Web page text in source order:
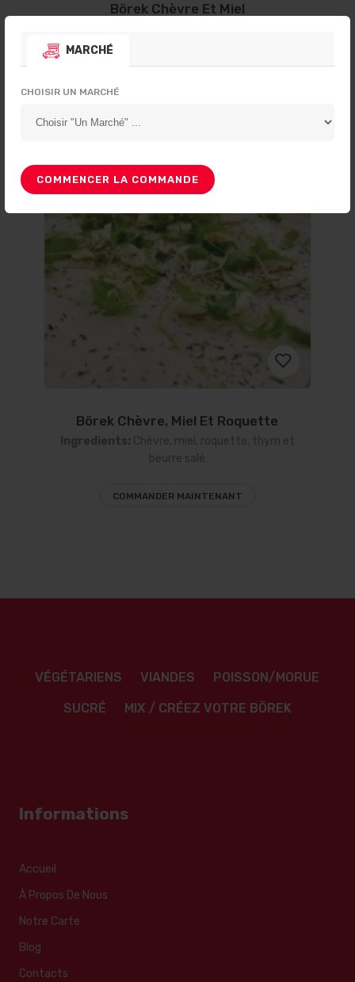
MARCHÉ
CHOISIR UN MARCHÉ
COMMENCER LA COMMANDE
Ajouter
Börek Chèvre Et Miel
COMMANDER MAINTENANT
Ajouter
Börek Chèvre, Miel Et Roquette
Ingredients: Chèvre, miel, roquette, thym et
beurre salé
COMMANDER MAINTENANT
VÉGÉTARIENS VIANDES POISSON/MORUE
SUCRÉ MIX / CRÉEZ VOTRE BÖREK
Informations
Accueil
À Propos De Nous
Notre Carte
Blog
Contacts